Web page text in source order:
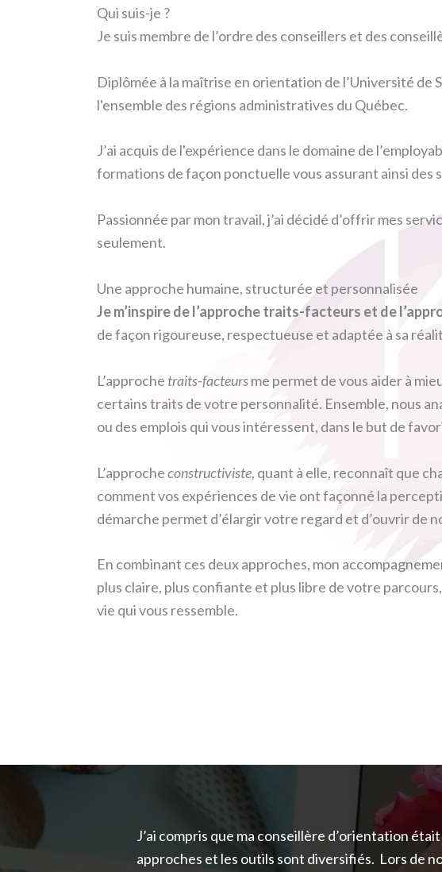
Qui suis-je ?
Je suis membre de l’ordre des conseillers et des
Diplômée à la maîtrise en orientation de l’Université
l'ensemble des régions administratives du Québec.
J’ai acquis de l'expérience dans le domaine de
formations de façon ponctuelle vous assurant ainsi des
Passionnée par mon travail, j’ai décidé d’offrir mes
seulement.
Une approche humaine, structurée et personnalisée
Je m’inspire de l’approche traits-facteurs et de
de façon rigoureuse, respectueuse et adaptée à sa
L’approche traits-facteursme permet de vous aider à
certains traits de votre personnalité. Ensemble, nous
ou des emplois qui vous intéressent, dans le but de
L’approcheconstructiviste, quant à elle, reconnaît que
comment vos expériences de vie ont façonné la
démarche permet d’élargir votre regard et d’ouvrir de
En combinant ces deux approches, mon
plus claire, plus confiante et plus libre de votre
vie qui vous ressemble.
J’ai compris que ma conseillère d’orientation
approches et les outils sont diversifiés. Lors de